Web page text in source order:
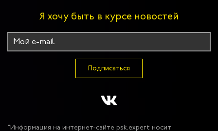
Я хочу быть в курсе новостей
Подписаться
"Информация на интернет-сайте psk.expert носит